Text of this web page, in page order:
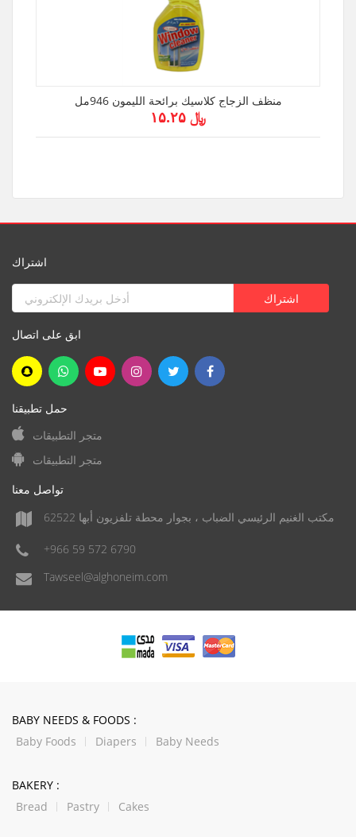
منظف الزجاج كلاسيك برائحة الليمون 946مل
﷼ ۱۵.۲۵
اشتراك
ابق على اتصال
حمل تطبيقنا
متجر التطبيقات
متجر التطبيقات
تواصل معنا
مكتب الغنيم الرئيسي الضباب ، بجوار محطة تلفزيون أبها 62522
+966 59 572 6790
Tawseel@alghoneim.com
BABY NEEDS & FOODS :
Baby Foods
Diapers Baby Needs
BAKERY :
Bread
Pastry Cakes